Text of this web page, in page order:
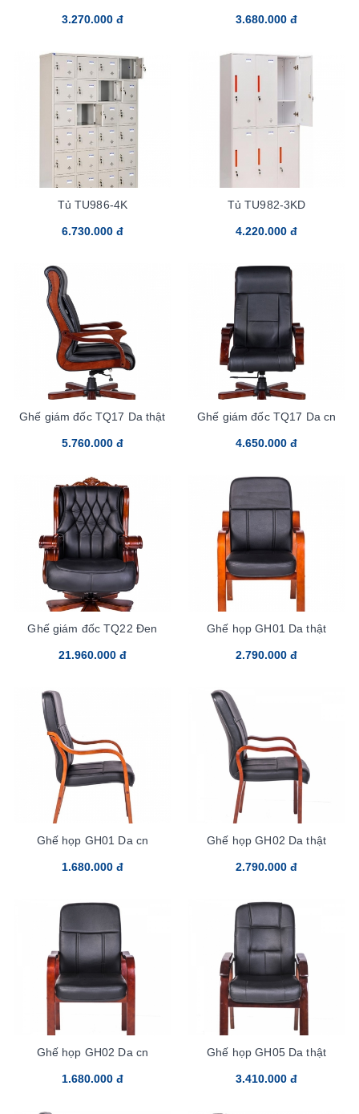
3.270.000 đ 3.680.000 đ
Tủ TU986-4K
6.730.000 đ
Tủ TU982-3KD
4.220.000 đ
Ghế giám đốc TQ17 Da thật
5.760.000 đ
Ghế giám đốc TQ17 Da cn
4.650.000 đ
Ghế giám đốc TQ22 Đen
21.960.000 đ
Ghế họp GH01 Da thật
2.790.000 đ
Ghế họp GH01 Da cn
1.680.000 đ
Ghế họp GH02 Da thật
2.790.000 đ
Ghế họp GH02 Da cn
1.680.000 đ
Ghế họp GH05 Da thật
3.410.000 đ